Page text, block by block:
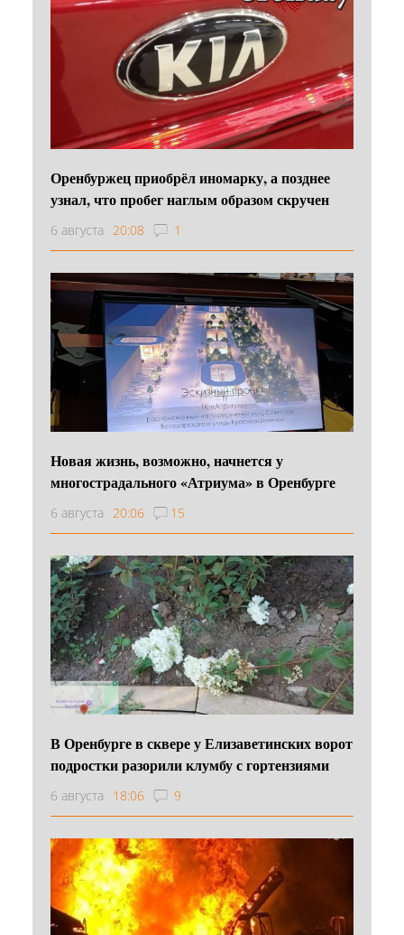
Оренбуржец приобрёл иномарку, а позднее
узнал, что пробег наглым образом скручен
6 августа 20:08 1
Новая жизнь, возможно, начнется у
многострадального «Атриума» в Оренбурге
6 августа 20:06 15
В Оренбурге в сквере у Елизаветинских ворот
подростки разорили клумбу с гортензиями
6 августа 18:06 9